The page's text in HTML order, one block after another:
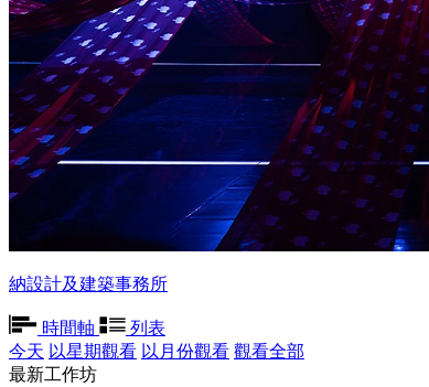
納設計及建築事務所
時間軸
列表
今天 以星期觀看 以月份觀看 觀看全部
最新工作坊